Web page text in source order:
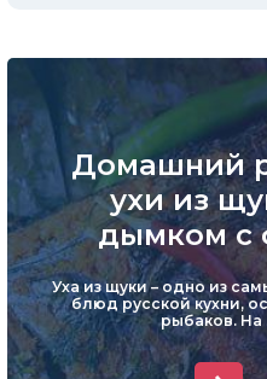
Уклейка
Форель
Хариус
Чехонь
Домашний
ухи из
дымком с
Уха из щуки – одно из
блюд русской кухни,
рыбаков. На